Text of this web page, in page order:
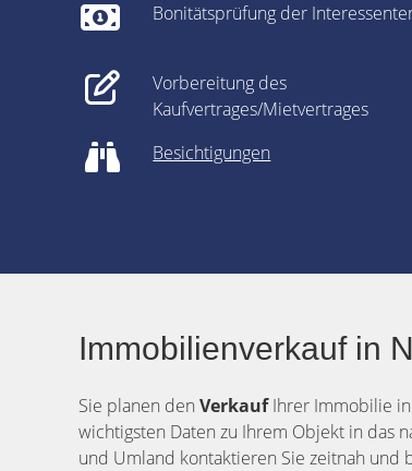
Bonitätsprüfung der
Vorbereitung des
Kaufvertrages/Mietvertrages
Besichtigungen
Immobilienverkauf in
Sie planen den VerkaufIhrer Immobilie in
wichtigsten Daten zu Ihrem Objekt in das
und Umland kontaktieren Sie zeitnah und